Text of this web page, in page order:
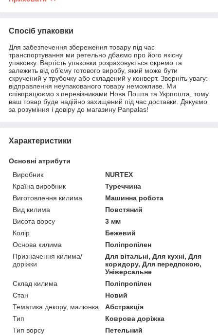
Спосіб упаковки
Для забезпечення збереження товару під час
транспортування ми ретельно дбаємо про його якісну
упаковку. Вартість упаковки розраховується окремо та
залежить від об’єму готового виробу, який може бути
скручений у трубочку або складений у конверт. Зверніть увагу:
відправлення неупакованого товару неможливе. Ми
співпрацюємо з перевізниками Нова Пошта та Укрпошта, тому
ваш товар буде надійно захищений під час доставки. Дякуємо
за розуміння і довіру до магазину Panpalas!
Характеристики
Основні атрибути
Виробник
NURTEX
Країна виробник
Туреччина
Виготовлення килима
Машинна робота
Вид килима
Повстяний
Висота ворсу
3 мм
Колір
Бежевий
Основа килима
Поліпропілен
Призначення килима/
доріжки
Для вітальні, Для кухні, Для
коридору, Для передпокою,
Універсальне
Склад килима
Поліпропілен
Стан
Новий
Тематика декору, малюнка
Абстракція
Тип
Коврова доріжка
Тип ворсу
Петельний